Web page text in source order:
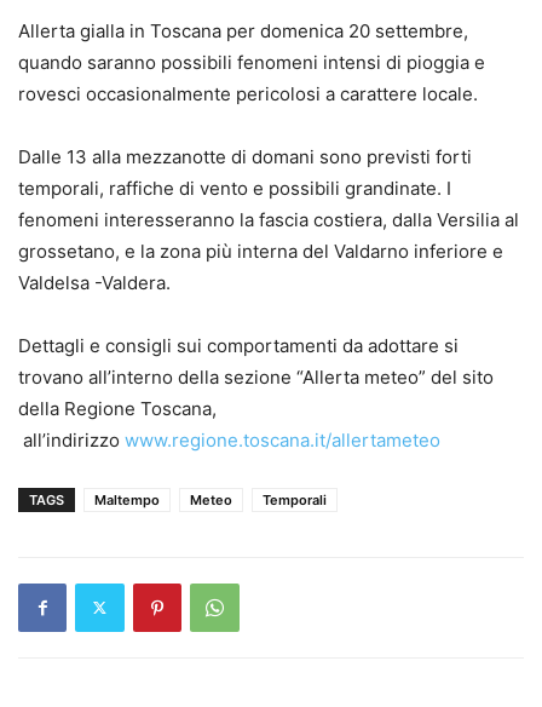
Allerta gialla in Toscana per domenica 20 settembre,
quando saranno possibili fenomeni intensi di pioggia e
rovesci occasionalmente pericolosi a carattere locale.
Dalle 13 alla mezzanotte di domani sono previsti forti
temporali, raffiche di vento e possibili grandinate. I
fenomeni interesseranno la fascia costiera, dalla Versilia al
grossetano, e la zona più interna del Valdarno inferiore e
Valdelsa -Valdera.
Dettagli e consigli sui comportamenti da adottare si
trovano all’interno della sezione “Allerta meteo” del sito
della Regione Toscana,
all’indirizzo www.regione.toscana.it/allertameteo
TAGS Maltempo Meteo Temporali